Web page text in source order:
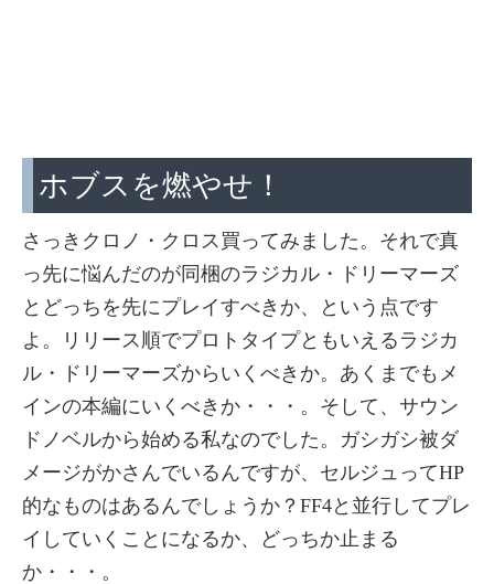
ホブスを燃やせ！
さっきクロノ・クロス買ってみました。それで真
っ先に悩んだのが同梱のラジカル・ドリーマーズ
とどっちを先にプレイすべきか、という点です
よ。リリース順でプロトタイプともいえるラジカ
ル・ドリーマーズからいくべきか。あくまでもメ
インの本編にいくべきか・・・。そして、サウン
ドノベルから始める私なのでした。ガシガシ被ダ
メージがかさんでいるんですが、セルジュってHP
的なものはあるんでしょうか？FF4と並行してプレ
イしていくことになるか、どっちか止まる
か・・・。